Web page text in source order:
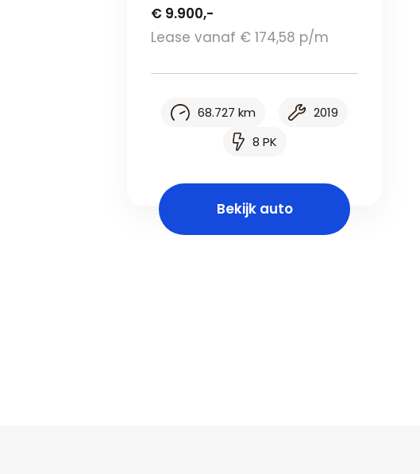
€ 9.900,-
Lease vanaf € 174,58 p/m
68.727 km
2019
8 PK
Bekijk auto